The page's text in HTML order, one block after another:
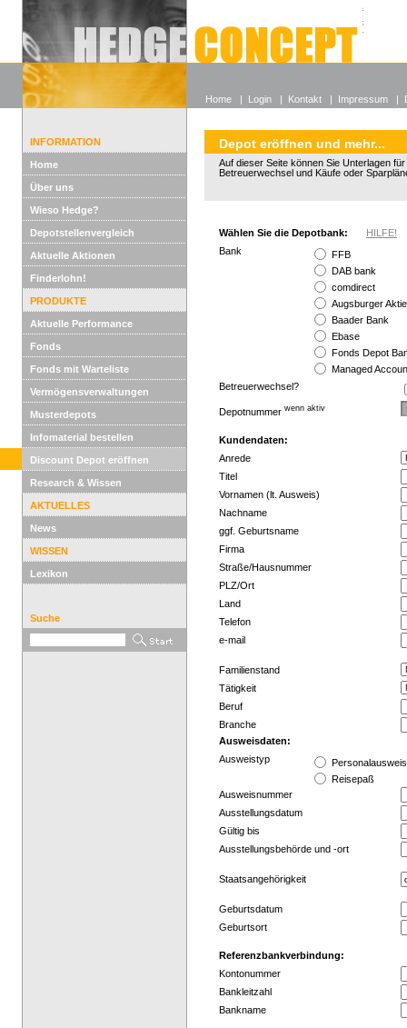
Alle
Wieso
INFORMATION
Home
Über uns
Wieso Hedge?
Depotstellenvergleich
Aktuelle Aktionen
Finderlohn!
PRODUKTE
Aktuelle Performance
Fonds
Fonds mit Warteliste
Vermögensverwaltungen
Musterdepots
Infomaterial bestellen
Discount Depot eröffnen
Research & Wissen
AKTUELLES
News
WISSEN
Lexikon
Suche
Depot eröffnen und mehr...
Auf dieser Seite können Sie Unterlagen
Betreuerwechsel und Käufe oder
Wählen Sie die Depotbank:
HILFE!
Bank
FFB
DAB bank
comdirect
Augsburger
Baader Bank
Ebase
Fonds Depot
Managed
Betreuerwechsel?
Depotnummer wenn aktiv
Kundendaten:
Anrede
Titel
Vornamen (lt. Ausweis)
Nachname
ggf. Geburtsname
Firma
Straße/Hausnummer
PLZ/Ort
Land
Telefon
e-mail
Familienstand
Tätigkeit
Beruf
Branche
Ausweisdaten:
Ausweistyp
Reisepaß
Ausweisnummer
Ausstellungsdatum
Gültig bis
Ausstellungsbehörde und -ort
Staatsangehörigkeit
Geburtsdatum
Geburtsort
Referenzbankverbindung:
Kontonummer
Bankleitzahl
Bankname
Home | Login | Kontakt | Impressum |